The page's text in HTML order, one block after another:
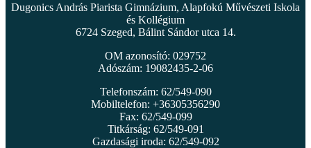
Dugonics András Piarista Gimnázium, Alapfokú Művészeti Iskola
és Kollégium
6724 Szeged, Bálint Sándor utca 14.
OM azonosító: 029752
Adószám: 19082435-2-06
Telefonszám: 62/549-090
Mobiltelefon: +36305356290
Fax: 62/549-099
Titkárság: 62/549-091
Gazdasági iroda: 62/549-092